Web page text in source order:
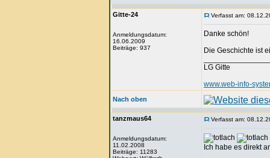
Gitte-24
Anmeldungsdatum:
16.06.2009
Beiträge: 937
Verfasst am:
Danke schön!
Die Geschichte ist
LG Gitte
www.web-info-
Nach oben
tanzmaus64
Anmeldungsdatum:
11.02.2008
Beiträge: 11283
Verfasst am:
Ich habe es direkt